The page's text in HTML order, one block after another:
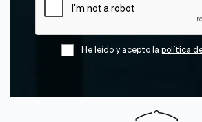
He leído y acepto la política